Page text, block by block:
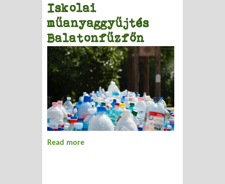
Iskolai
műanyaggyűjtés
Balatonfűzfőn
Read more